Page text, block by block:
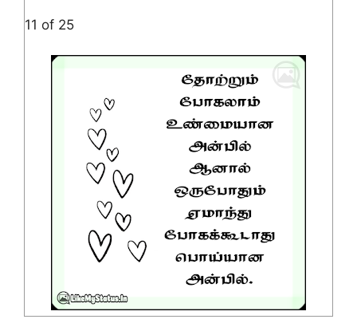
11 of 25